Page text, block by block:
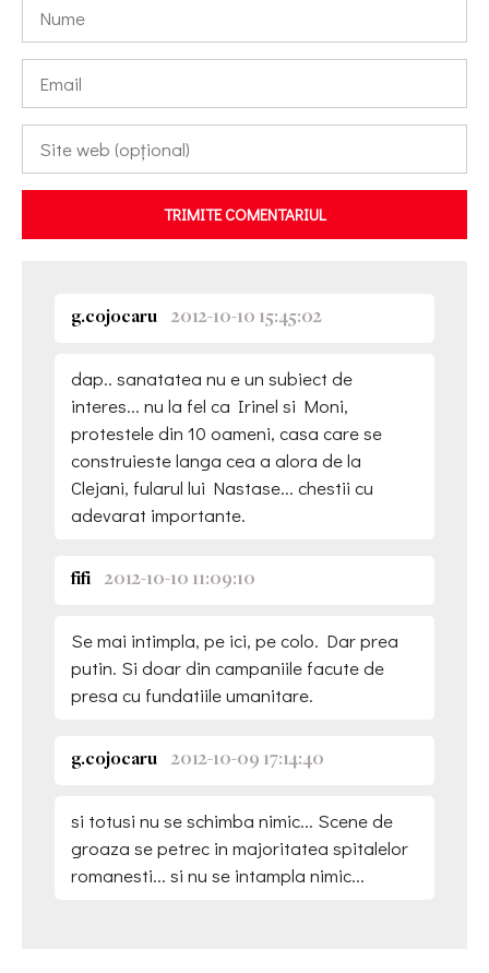
TRIMITE COMENTARIUL
g.cojocaru 2012-10-10 15:45:02
dap.. sanatatea nu e un subiect de
interes... nu la fel ca Irinel si Moni,
protestele din 10 oameni, casa care se
construieste langa cea a alora de la
Clejani, fularul lui Nastase... chestii cu
adevarat importante.
fifi 2012-10-10 11:09:10
Se mai intimpla, pe ici, pe colo. Dar prea
putin. Si doar din campaniile facute de
presa cu fundatiile umanitare.
g.cojocaru 2012-10-09 17:14:40
si totusi nu se schimba nimic... Scene de
groaza se petrec in majoritatea spitalelor
romanesti... si nu se intampla nimic...